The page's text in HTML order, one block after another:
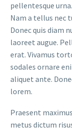
pellentesque
Nam a tellus nec
Donec quis diam
laoreet augue.
erat. Vivamus
sodales ornare
aliquet ante.
lorem.
Praesent
metus dictum